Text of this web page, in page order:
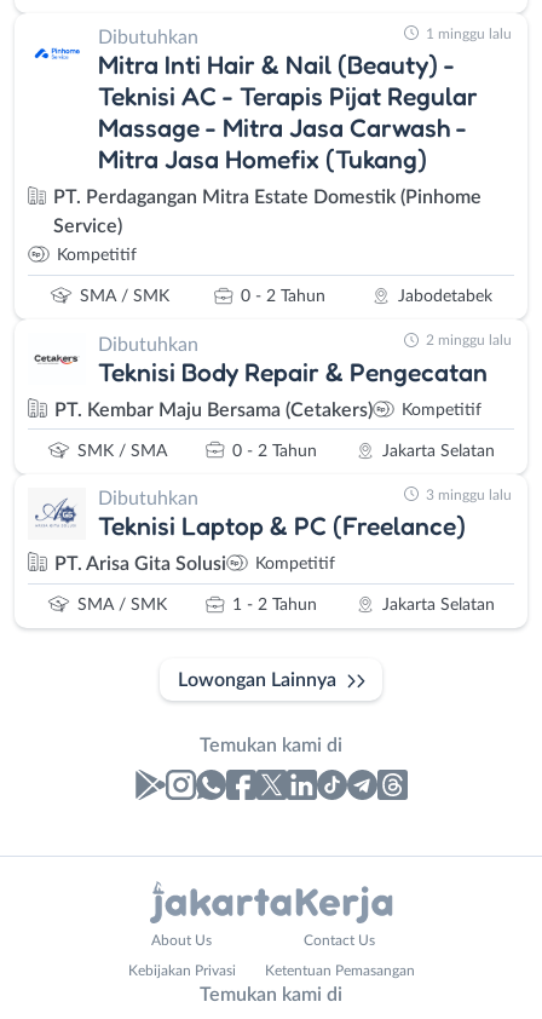
Dibutuhkan
Mitra Inti Hair & Nail (Beauty) -
Teknisi AC - Terapis Pijat Regular
Massage - Mitra Jasa Carwash -
Mitra Jasa Homefix (Tukang)
PT. Perdagangan Mitra Estate Domestik (Pinhome
Service)
Kompetitif
SMA / SMK 0 - 2 Tahun Jabodetabek
1 minggu lalu
Dibutuhkan
Teknisi Body Repair & Pengecatan
PT. Kembar Maju Bersama (Cetakers) Kompetitif
SMK / SMA 0 - 2 Tahun Jakarta Selatan
2 minggu lalu
Dibutuhkan
Teknisi Laptop & PC (Freelance)
PT. Arisa Gita Solusi Kompetitif
SMA / SMK 1 - 2 Tahun Jakarta Selatan
3 minggu lalu
Lowongan Lainnya
Temukan kami di
About Us Contact Us
Kebijakan Privasi Ketentuan Pemasangan
Temukan kami di